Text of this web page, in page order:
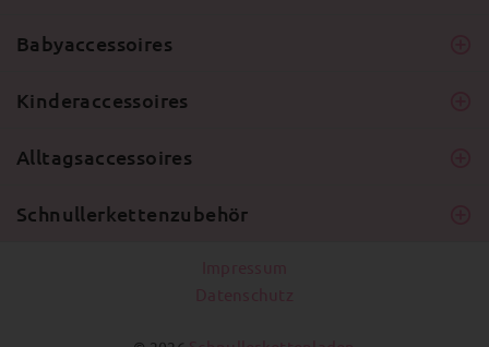
Babyaccessoires
Kinderaccessoires
Alltagsaccessoires
Schnullerkettenzubehör